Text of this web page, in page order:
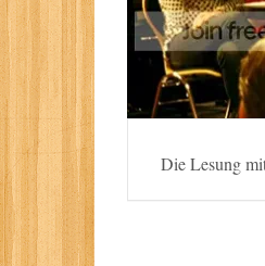
Die Lesung